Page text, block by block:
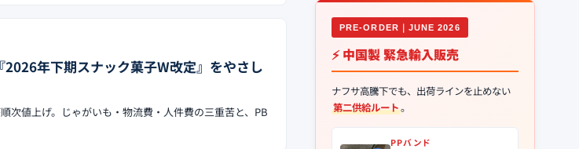
年下期スナック菓子W改定』をやさし
次値上げ。じゃがいも・物流費・人件費の三重苦と、PB
PRE-ORDER｜JUNE 2026
⚡ 中国製 緊急輸入販売
ナフサ高騰下でも、出荷ラインを止めない
第二供給ルート。
PPバンド